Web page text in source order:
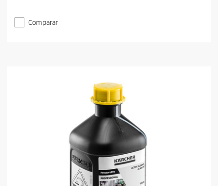
Comparar